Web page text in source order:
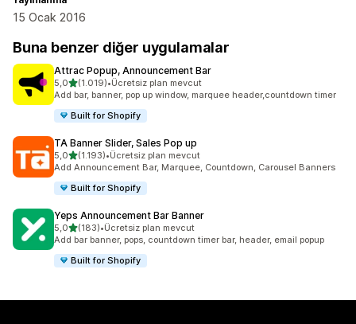
15 Ocak 2016
Buna benzer diğer uygulamalar
Attrac Popup, Announcement Bar
5,05 yıldız üzerinden
(1.019)
toplam 1019 değerlendirme
•Ücretsiz plan mevcut
Add bar, banner, pop up window, marquee header,countdown timer
Built for Shopify
TA Banner Slider, Sales Pop up
5,05 yıldız üzerinden
(1.193)
toplam 1193 değerlendirme
•Ücretsiz plan mevcut
Add Announcement Bar, Marquee, Countdown, Carousel Banners
Built for Shopify
Yeps Announcement Bar Banner
5,05 yıldız üzerinden
(183)
toplam 183 değerlendirme
•Ücretsiz plan mevcut
Add bar banner, pops, countdown timer bar, header, email popup
Built for Shopify